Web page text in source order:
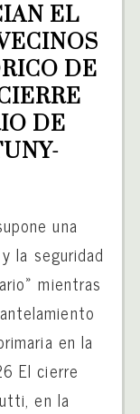
EL
DE
DE
una
la seguridad
mientras
en la
El cierre
en la